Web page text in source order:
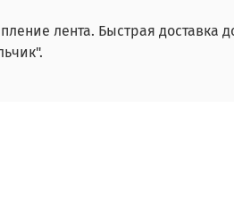
лента. Быстрая доставка